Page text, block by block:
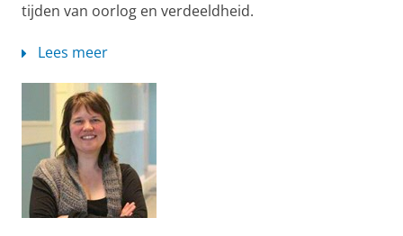
tijden van oorlog en verdeeldheid.
Lees meer